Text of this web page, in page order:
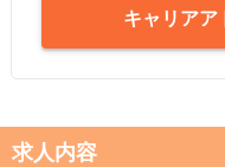
キャリアア
求人内容